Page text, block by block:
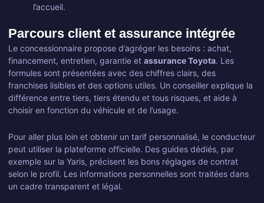
l’accueil.
Parcours client et assurance intégrée
Le concessionnaire propose d’agréger les besoins : achat,
financement, entretien, garantie et assurance Toyota. Les
formules sont présentées avec des chiffres clairs, des
franchises lisibles et des options utiles. Un conseiller explique la
différence entre tiers, tiers étendu et tous risques, et aide à
choisir en fonction du véhicule et de l’usage.
Pour aller plus loin et obtenir un tarif personnalisé, le conducteur
peut utiliser la plateforme officielle. Des guides dédiés, par
exemple sur la Yaris, précisent les bons réglages de contrat
selon le profil. Les informations personnelles sont traitées dans
un cadre transparent et légal.